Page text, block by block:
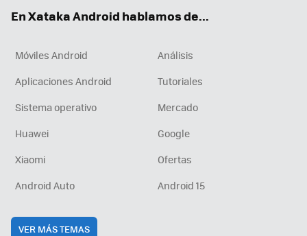
En Xataka Android hablamos de...
Móviles Android
Análisis
Aplicaciones Android
Tutoriales
Sistema operativo
Mercado
Huawei
Google
Xiaomi
Ofertas
Android Auto
Android 15
VER MÁS TEMAS